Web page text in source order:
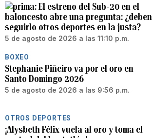
El estreno del Sub-20 en el
baloncesto abre una pregunta: ¿deben
seguirlo otros deportes en la justa?
5 de agosto de 2026 a las 11:10 p.m.
BOXEO
Stephanie Piñeiro va por el oro en
Santo Domingo 2026
5 de agosto de 2026 a las 9:56 p.m.
OTROS DEPORTES
¡Alysbeth Félix vuela al oro y toma el